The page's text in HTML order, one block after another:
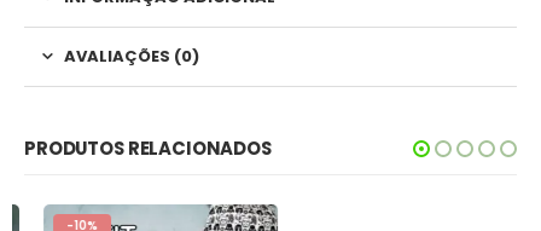
AVALIAÇÕES (0)
PRODUTOS RELACIONADOS
-10%